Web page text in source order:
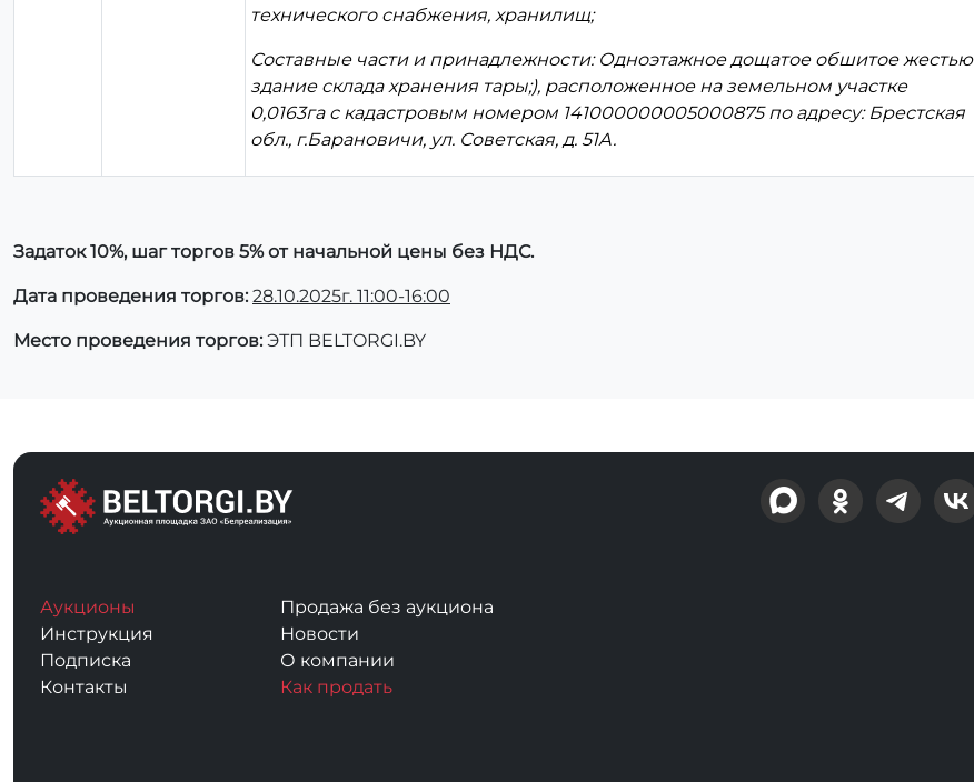
технического снабжения, хранилищ;
Составные части и принадлежности: Одноэтажное дощатое обшитое жестью
здание склада хранения тары;), расположенное на земельном участке
0,0163га с кадастровым номером 141000000005000875 по адресу: Брестская
обл., г.Барановичи, ул. Советская, д. 51А.
Задаток 10%, шаг торгов 5% от начальной цены без НДС.
Дата проведения торгов:28.10.2025г. 11:00-16:00
Место проведения торгов:ЭТП BELTORGI.BY
Аукционы
Продажа без аукциона
Инструкция
Новости
Подписка
О компании
Контакты
Как продать